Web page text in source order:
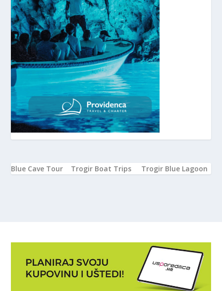
Blue Cave Tour Trogir Boat Trips Trogir Blue Lagoon